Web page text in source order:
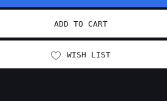
ADD TO CART
WISH LIST